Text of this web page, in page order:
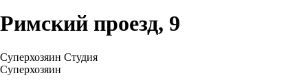
Римский проезд, 9
Суперхозяин Студия
Суперхозяин